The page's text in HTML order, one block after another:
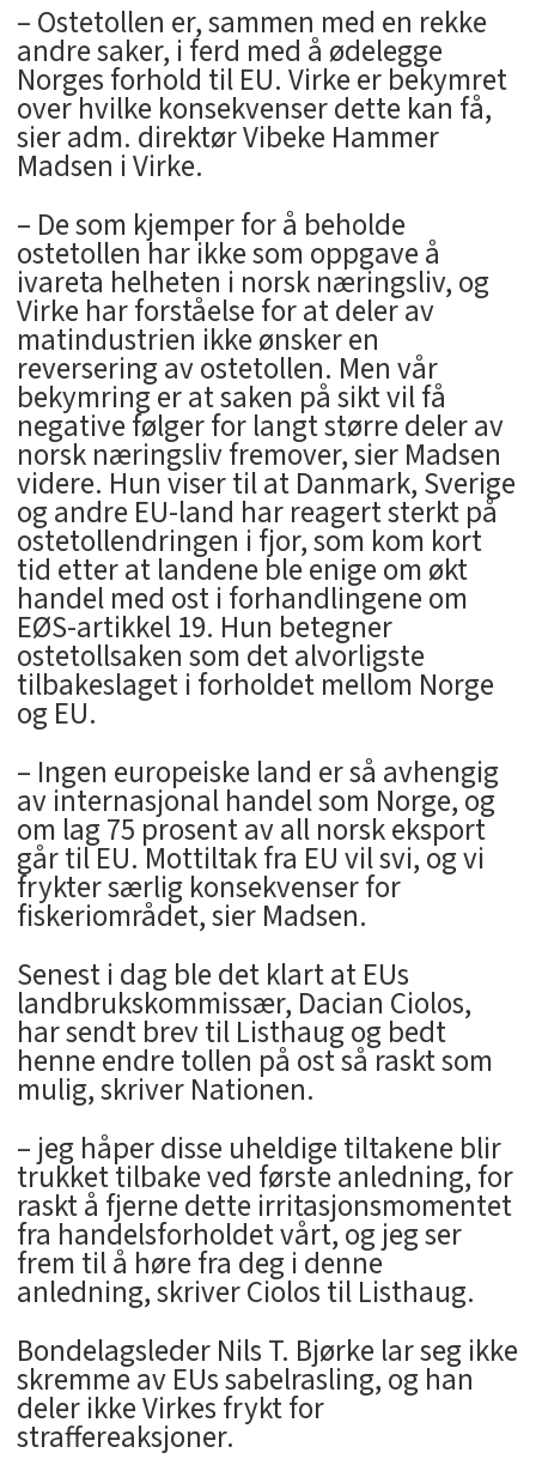
– Ostetollen er, sammen med en rekke
andre saker, i ferd med å ødelegge
Norges forhold til EU. Virke er bekymret
over hvilke konsekvenser dette kan få,
sier adm. direktør Vibeke Hammer
Madsen i Virke.
– De som kjemper for å beholde
ostetollen har ikke som oppgave å
ivareta helheten i norsk næringsliv, og
Virke har forståelse for at deler av
matindustrien ikke ønsker en
reversering av ostetollen. Men vår
bekymring er at saken på sikt vil få
negative følger for langt større deler av
norsk næringsliv fremover, sier Madsen
videre. Hun viser til at Danmark, Sverige
og andre EU-land har reagert sterkt på
ostetollendringen i fjor, som kom kort
tid etter at landene ble enige om økt
handel med ost i forhandlingene om
EØS-artikkel 19. Hun betegner
ostetollsaken som det alvorligste
tilbakeslaget i forholdet mellom Norge
og EU.
– Ingen europeiske land er så avhengig
av internasjonal handel som Norge, og
om lag 75 prosent av all norsk eksport
går til EU. Mottiltak fra EU vil svi, og vi
frykter særlig konsekvenser for
fiskeriområdet, sier Madsen.
Senest i dag ble det klart at EUs
landbrukskommissær, Dacian Ciolos,
har sendt brev til Listhaug og bedt
henne endre tollen på ost så raskt som
mulig, skriver Nationen.
– jeg håper disse uheldige tiltakene blir
trukket tilbake ved første anledning, for
raskt å fjerne dette irritasjonsmomentet
fra handelsforholdet vårt, og jeg ser
frem til å høre fra deg i denne
anledning, skriver Ciolos til Listhaug.
Bondelagsleder Nils T. Bjørke lar seg ikke
skremme av EUs sabelrasling, og han
deler ikke Virkes frykt for
straffereaksjoner.